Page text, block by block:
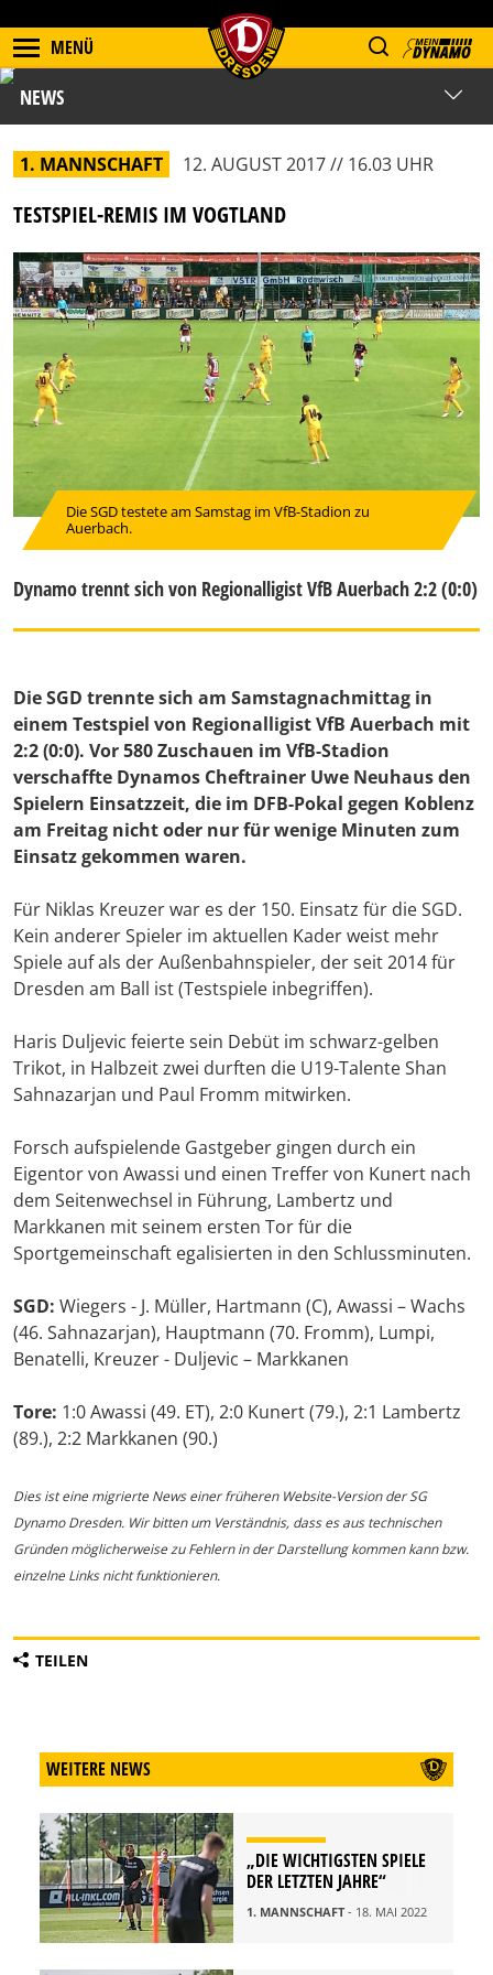
MENÜ
NEWS
1. MANNSCHAFT 12. AUGUST 2017 // 16.03 UHR
TESTSPIEL-REMIS IM VOGTLAND
Die SGD testete am Samstag im VfB-Stadion zu
Auerbach.
Dynamo trennt sich von Regionalligist VfB Auerbach 2:2 (0:0)
Die SGD trennte sich am Samstagnachmittag in
einem Testspiel von Regionalligist VfB Auerbach mit
2:2 (0:0). Vor 580 Zuschauen im VfB-Stadion
verschaffte Dynamos Cheftrainer Uwe Neuhaus den
Spielern Einsatzzeit, die im DFB-Pokal gegen Koblenz
am Freitag nicht oder nur für wenige Minuten zum
Einsatz gekommen waren.
Für Niklas Kreuzer war es der 150. Einsatz für die SGD.
Kein anderer Spieler im aktuellen Kader weist mehr
Spiele auf als der Außenbahnspieler, der seit 2014 für
Dresden am Ball ist (Testspiele inbegriffen).
Haris Duljevic feierte sein Debüt im schwarz-gelben
Trikot, in Halbzeit zwei durften die U19-Talente Shan
Sahnazarjan und Paul Fromm mitwirken.
Forsch aufspielende Gastgeber gingen durch ein
Eigentor von Awassi und einen Treffer von Kunert nach
dem Seitenwechsel in Führung, Lambertz und
Markkanen mit seinem ersten Tor für die
Sportgemeinschaft egalisierten in den Schlussminuten.
SGD: Wiegers - J. Müller, Hartmann (C), Awassi – Wachs
(46. Sahnazarjan), Hauptmann (70. Fromm), Lumpi,
Benatelli, Kreuzer - Duljevic – Markkanen
Tore: 1:0 Awassi (49. ET), 2:0 Kunert (79.), 2:1 Lambertz
(89.), 2:2 Markkanen (90.)
Dies ist eine migrierte News einer früheren Website-Version der SG
Dynamo Dresden. Wir bitten um Verständnis, dass es aus technischen
Gründen möglicherweise zu Fehlern in der Darstellung kommen kann bzw.
einzelne Links nicht funktionieren.
TEILEN
WEITERE NEWS
„DIE WICHTIGSTEN SPIELE
DER LETZTEN JAHRE“
1. MANNSCHAFT- 18. MAI 2022